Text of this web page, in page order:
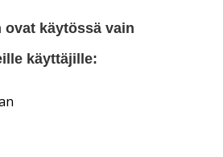
ovat käytössä vain
käyttäjille: